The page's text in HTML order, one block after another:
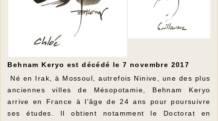
Behnam Keryo est décédé le 7 novembre 2017
Né en Irak, à Mossoul, autrefois Ninive, une des plus
anciennes villes de Mésopotamie, Behnam Keryo
arrive en France à l'âge de 24 ans pour poursuivre
ses études. Il obtient notamment le Doctorat en